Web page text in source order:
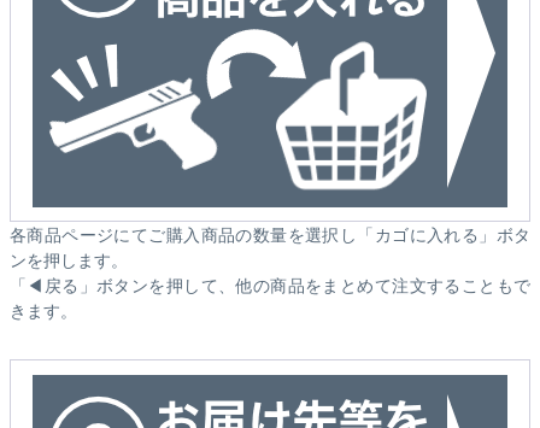
各商品ページにてご購入商品の数量を選択し「カゴに入れる」ボタ
ンを押します。
「◀戻る」ボタンを押して、他の商品をまとめて注文することもで
きます。